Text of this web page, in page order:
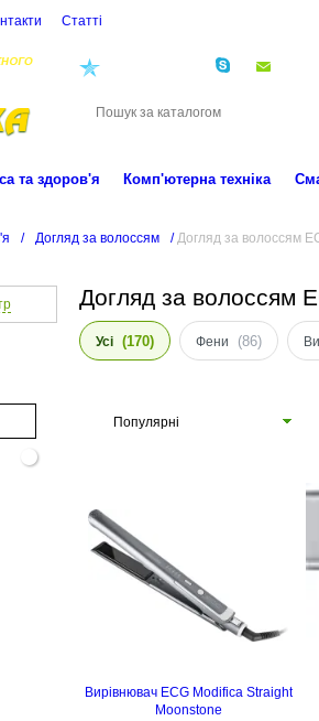
Статті
та здоров'я Комп'ютерна техніка
/ Догляд за волоссям / Догляд за волоссям
Догляд за волоссям
Усі (170) Фени (86)
Популярні
Вирівнювач ECG Modifica Straight
Moonstone